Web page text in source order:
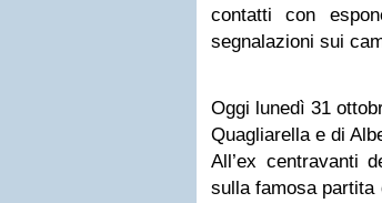
contatti con
segnalazioni sui
Oggi lunedì 31
Quagliarella e di
All’ex centravanti
sulla famosa partita